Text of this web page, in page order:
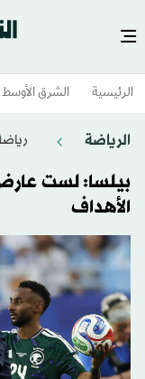
الرئيسية الشرق الأوسط​
الرياضة
بيلسا: لست عارض
الأهداف